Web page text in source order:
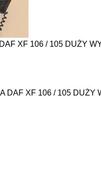
XF 106 / 105 DUŻY